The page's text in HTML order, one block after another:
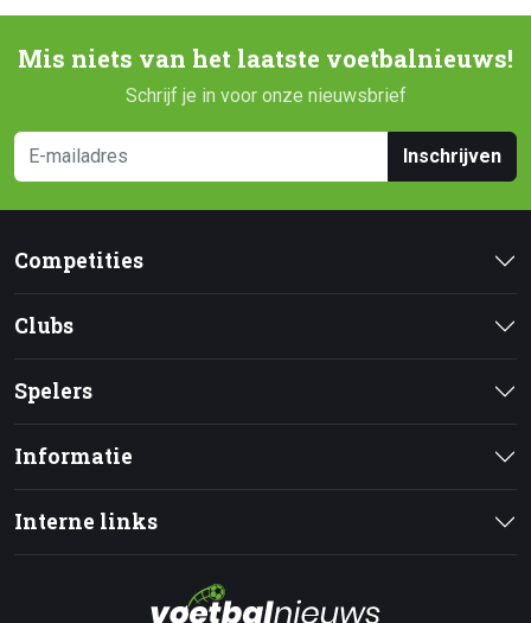
Mis niets van het laatste voetbalnieuws!
Schrijf je in voor onze nieuwsbrief
Inschrijven
Competities
Clubs
Spelers
Informatie
Interne links